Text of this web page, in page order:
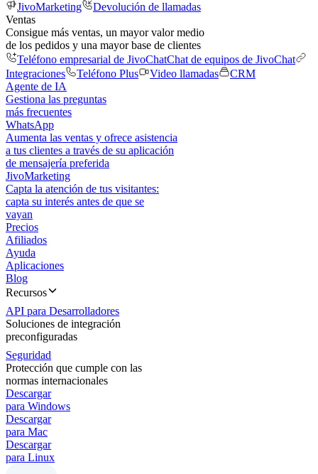
JivoMarketing
Devolución de llamadas
Ventas
Consigue más ventas, un mayor valor medio
de los pedidos y una mayor base de clientes
Teléfono empresarial de JivoChatChat de equipos de JivoChat
Integraciones
Teléfono Plus Video llamadas
CRM
Agente de IA
Gestiona las preguntas
más frecuentes
WhatsApp
Aumenta las ventas y ofrece asistencia
a tus clientes a través de su aplicación
de mensajería preferida
JivoMarketing
Capta la atención de tus visitantes:
capta su interés antes de que se
vayan
Precios
Afiliados
Ayuda
Aplicaciones
Blog
Recursos
API para Desarrolladores
Soluciones de integración
preconfiguradas
Seguridad
Protección que cumple con las
normas internacionales
Descargar
para Windows
Descargar
para Mac
Descargar
para Linux